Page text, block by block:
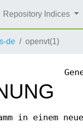
Repository Indices
de openvt(1)
in einem